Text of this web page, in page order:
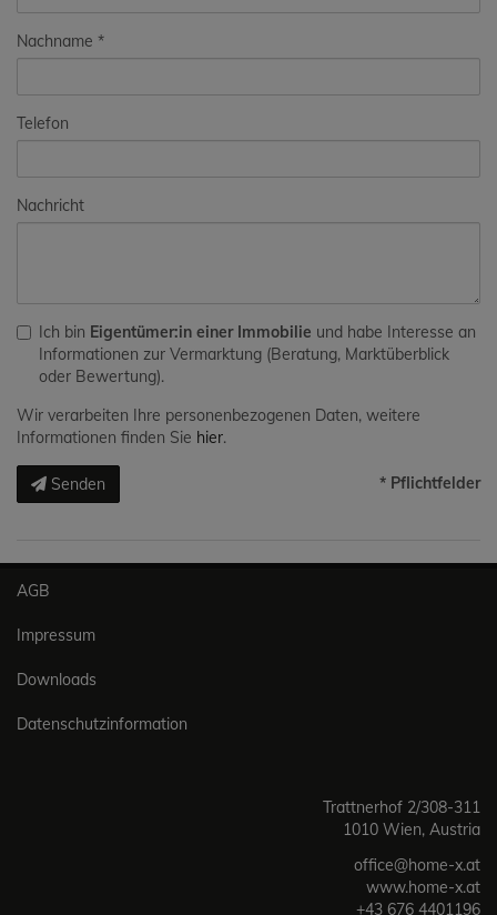
Nachname
Telefon
Nachricht
Ich bin Eigentümer:in einer Immobilie und habe Interesse an
Informationen zur Vermarktung (Beratung, Marktüberblick
oder Bewertung).
Wir verarbeiten Ihre personenbezogenen Daten, weitere
Informationen finden Sie hier.
Senden * Pflichtfelder
AGB
Impressum
Downloads
Datenschutzinformation
Trattnerhof 2/308-311
1010 Wien, Austria
office@home-x.at
www.home-x.at
+43 676 4401196